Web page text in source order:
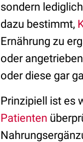
sondern
dazu bestimmt,
Ernährung zu
oder
oder diese gar
Prinzipiell ist es
Patienten